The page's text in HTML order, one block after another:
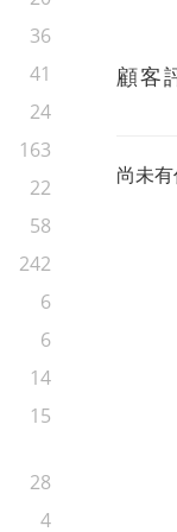
36
41
24
163
22
58
242
6
6
14
15
28
4
顧客
尚未